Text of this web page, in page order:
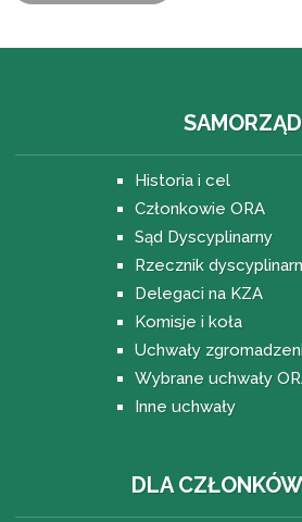
SAMORZĄD
Historia i cel
Członkowie ORA
Sąd Dyscyplinarny
Rzecznik
Delegaci na KZA
Komisje i koła
Uchwały
Wybrane uchwały
Inne uchwały
DLA